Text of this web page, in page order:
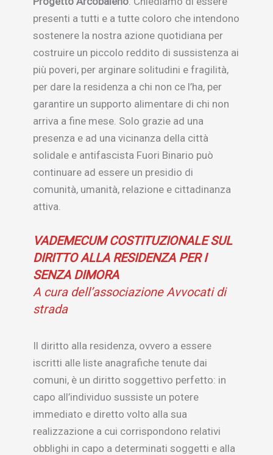
presenti a tutti e a tutte coloro che intendono
sostenere la nostra azione quotidiana per
costruire un piccolo reddito di sussistenza ai
più poveri, per arginare solitudini e fragilità,
per dare la residenza a chi non ce l’ha, per
garantire un supporto alimentare di chi non
arriva a fine mese. Solo grazie ad una
presenza e ad una vicinanza della città
solidale e antifascista Fuori Binario può
continuare ad essere un presidio di
comunità, umanità, relazione e cittadinanza
attiva.
VADEMECUM COSTITUZIONALE SUL
DIRITTO ALLA RESIDENZA PER I
SENZA DIMORA
A cura dell’associazione Avvocati di
strada
Il diritto alla residenza, ovvero a essere
iscritti alle liste anagrafiche tenute dai
comuni, è un diritto soggettivo perfetto: in
capo all’individuo sussiste un potere
immediato e diretto volto alla sua
realizzazione a cui corrispondono relativi
obblighi in capo a determinati soggetti e alla